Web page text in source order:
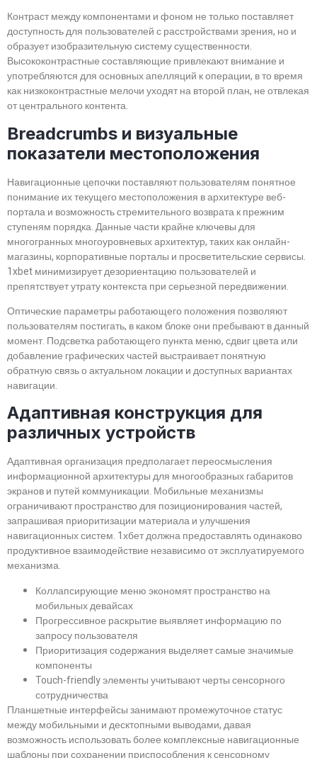
Контраст между компонентами и фоном не только поставляет
доступность для пользователей с расстройствами зрения, но и
образует изобразительную систему существенности.
Высококонтрастные составляющие привлекают внимание и
употребляются для основных апелляций к операции, в то время
как низкоконтрастные мелочи уходят на второй план, не отвлекая
от центрального контента.
Breadcrumbs и визуальные
показатели местоположения
Навигационные цепочки поставляют пользователям понятное
понимание их текущего местоположения в архитектуре веб-
портала и возможность стремительного возврата к прежним
ступеням порядка. Данные части крайне ключевы для
многогранных многоуровневых архитектур, таких как онлайн-
магазины, корпоративные порталы и просветительские сервисы.
1xbet минимизирует дезориентацию пользователей и
препятствует утрату контекста при серьезной передвижении.
Оптические параметры работающего положения позволяют
пользователям постигать, в каком блоке они пребывают в данный
момент. Подсветка работающего пункта меню, сдвиг цвета или
добавление графических частей выстраивает понятную
обратную связь о актуальном локации и доступных вариантах
навигации.
Адаптивная конструкция для
различных устройств
Адаптивная организация предполагает переосмысления
информационной архитектуры для многообразных габаритов
экранов и путей коммуникации. Мобильные механизмы
ограничивают пространство для позиционирования частей,
запрашивая приоритизации материала и улучшения
навигационных систем. 1хбет должна предоставлять одинаково
продуктивное взаимодействие независимо от эксплуатируемого
механизма.
Коллапсирующие меню экономят пространство на
мобильных девайсах
Прогрессивное раскрытие выявляет информацию по
запросу пользователя
Приоритизация содержания выделяет самые значимые
компоненты
Touch-friendly элементы учитывают черты сенсорного
сотрудничества
Планшетные интерфейсы занимают промежуточное статус
между мобильными и десктопными выводами, давая
возможность использовать более комплексные навигационные
шаблоны при сохранении приспособления к сенсорному